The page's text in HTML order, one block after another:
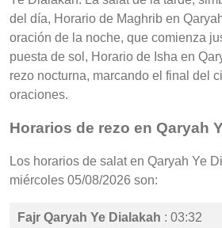
del día, Horario de Maghrib en
oración de la noche, que comienza
puesta de sol, Horario de Isha en
rezo nocturna, marcando el final del
oraciones.
Horarios de rezo en Qaryah
Los horarios de salat en Qaryah Ye
miércoles 05/08/2026 son:
Fajr Qaryah Ye Dialakah : 03:32